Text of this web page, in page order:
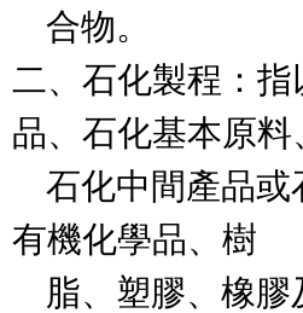
合物。
二、石化製程：
品、石化基本原料
石化中間產品或
有機化學品、樹
脂、塑膠、橡膠